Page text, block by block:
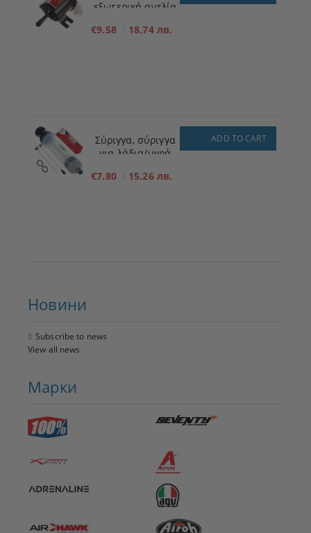
εξωτερική αντλία
καυσίμου για
€9.58 18.74 лв.
Σύριγγα, σύριγγα
για λάδια/υγρά
€7.80 15.26 лв.
ADD TO CART
Новини
Subscribe to news
View all news
Марки